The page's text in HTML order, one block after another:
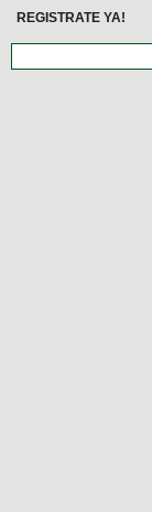
REGISTRATE YA!